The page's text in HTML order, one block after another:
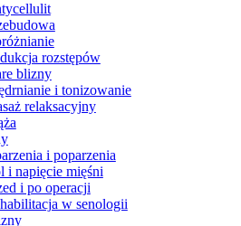
rozstępów
blizny
i tonizowanie
relaksacyjny
i poparzenia
i napięcie mięśni
i po operacji
w senologii